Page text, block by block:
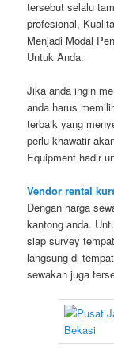
tersebut selalu
profesional,
Menjadi Modal
Untuk Anda.
Jika anda ingin
anda harus
terbaik yang
perlu khawatir
Equipment hadir
Vendor rental
Dengan harga
kantong anda.
siap survey
langsung di
sewakan juga